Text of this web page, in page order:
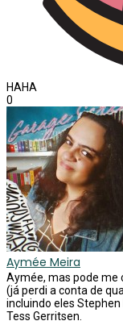
HAHA
0
Aymée Meira
Aymée, mas pode me
(já perdi a conta de
incluindo eles Stephen
Tess Gerritsen.